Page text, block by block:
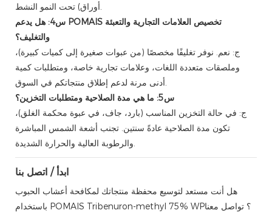
أوراق) تحت النمو النشط.
س4: هل يدعم POMAIS تخصيص العلامات التجارية والتعبئة
والتغليف؟
ج: نعم. نوفر تغليفًا مخصصًا (من عبوات صغيرة إلى كميات كبيرة)،
وملصقات متعددة اللغات، وعلامات تجارية خاصة، ومتطلبات كمية
أدنى مرنة لدعم إطلاق منتجاتكم في السوق.
س5: ما هي مدة الصلاحية ومتطلبات التخزين؟
ج: في حالة التخزين المناسب (بارد، جاف، في عبوة محكمة الغلق)،
تكون مدة الصلاحية عادةً سنتين. تجنب أشعة الشمس المباشرة
والرطوبة العالية والحرارة الشديدة.
ابدأ / اتصل بنا
هل أنت مستعد لتوسيع محفظة منتجاتك لمكافحة أعشاب الحبوب
باستخدام POMAIS Tribenuron-methyl 75% WP؟ تواصل معنا